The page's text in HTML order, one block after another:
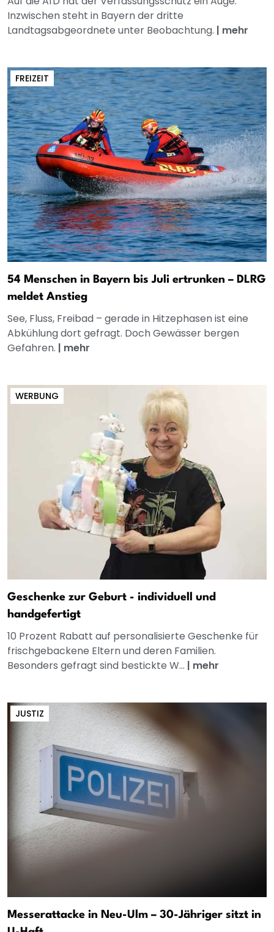
Inzwischen steht in Bayern der dritte
Landtagsabgeordnete unter Beobachtung. | mehr
FREIZEIT
54 Menschen in Bayern bis Juli ertrunken – DLRG
meldet Anstieg
See, Fluss, Freibad – gerade in Hitzephasen ist eine
Abkühlung dort gefragt. Doch Gewässer bergen
Gefahren. | mehr
WERBUNG
Geschenke zur Geburt - individuell und
handgefertigt
10 Prozent Rabatt auf personalisierte Geschenke für
frischgebackene Eltern und deren Familien.
Besonders gefragt sind bestickte W... | mehr
JUSTIZ
Messerattacke in Neu-Ulm – 30-Jähriger sitzt in